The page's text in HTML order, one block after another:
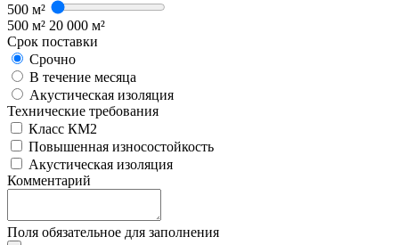
500 м²
500 м² 20 000 м²
Срок поставки
Срочно
В течение месяца
Акустическая изоляция
Технические требования
Класс КМ2
Повышенная износостойкость
Акустическая изоляция
Комментарий
Поля обязательное для заполнения